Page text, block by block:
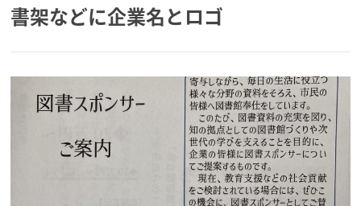
書架などに企業名とロゴ